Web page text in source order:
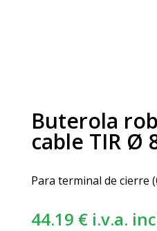
Buterola
cable TIR Ø
Para terminal de cierre
44.19 € i.v.a.